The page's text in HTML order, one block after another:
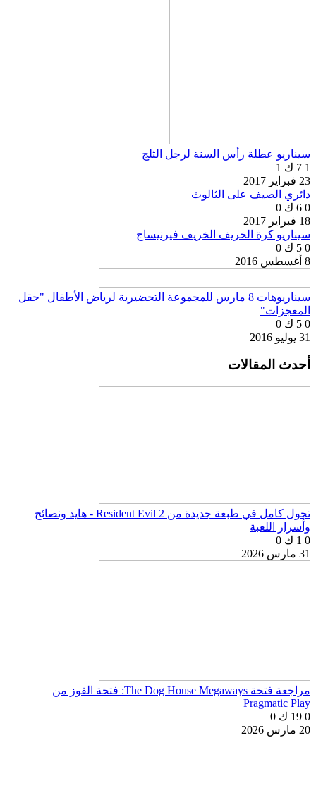
سيناريو عطلة رأس السنة لرجل الثلج
1 7 ك
1
23 فبراير 2017
دائري الصيف على الثالوث
0 6 ك
0
18 فبراير 2017
سيناريو كرة الخريف الخريف فيرنيساج
0 5 ك
0
8 أغسطس 2016
سيناريوهات 8 مارس للمجموعة التحضيرية لرياض الأطفال "حقل
المعجزات"
0 5 ك
0
31 يوليو 2016
أحدث المقالات
تجول كامل في طبعة جديدة من Resident Evil 2 - هايد ونصائح
وأسرار اللعبة
0 1 ك
0
31 مارس 2026
مراجعة فتحة The Dog House Megaways: فتحة الفوز من
Pragmatic Play
0 19 ك
0
20 مارس 2026